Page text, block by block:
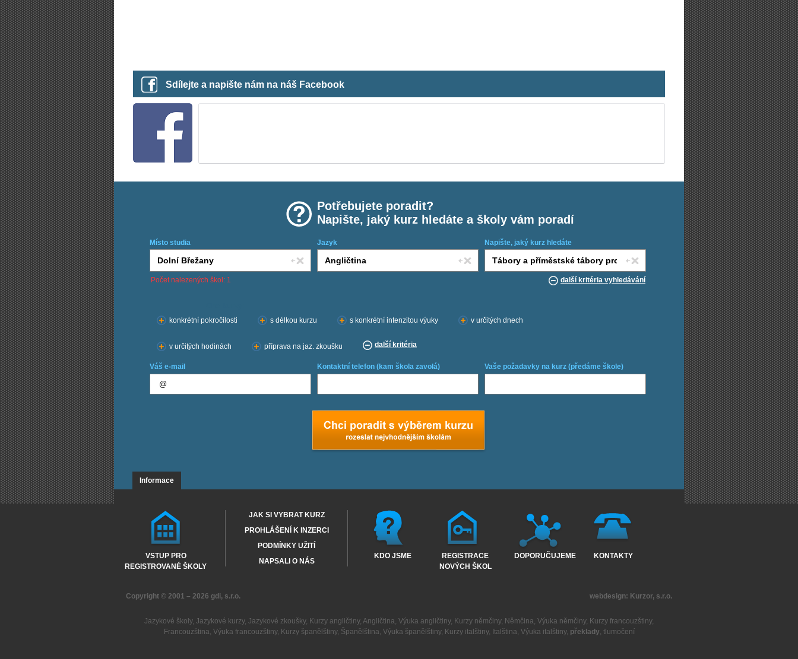
Sdílejte a napište nám na náš Facebook
Potřebujete poradit?
Napište, jaký kurz hledáte a školy vám poradí
Místo studia Jazyk Napište, jaký kurz hledáte
Počet nalezených škol: 1 další kritéria vyhledávání
konkrétní pokročilosti
s délkou kurzu s konkrétní intenzitou výuky v určitých dnech
v určitých hodinách příprava na jaz. zkoušku další kritéria
Váš e-mail Kontaktní telefon (kam škola zavolá) Vaše požadavky na kurz (předáme škole)
Informace
VSTUP PRO
REGISTROVANÉ ŠKOLY
JAK SI VYBRAT KURZ
PROHLÁŠENÍ K INZERCI
PODMÍNKY UŽITÍ
NAPSALI O NÁS
KDO JSME
REGISTRACE
NOVÝCH ŠKOL
DOPORUČUJEME KONTAKTY
Copyright © 2001 – 2026 gdi, s.r.o. webdesign: Kurzor, s.r.o.
Jazykové školy, Jazykové kurzy, Jazykové zkoušky, Kurzy angličtiny, Angličtina, Výuka angličtiny, Kurzy němčiny, Němčina, Výuka němčiny, Kurzy francouzštiny,
Francouzština, Výuka francouzštiny, Kurzy španělštiny, Španělština, Výuka španělštiny, Kurzy italštiny, Italština, Výuka italštiny, překlady, tlumočení